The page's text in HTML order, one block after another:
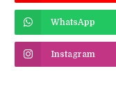
WhatsApp
Instagram